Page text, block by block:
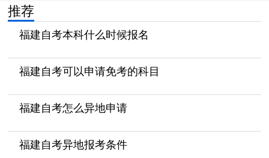
推荐
福建自考本科什么时候报名
福建自考可以申请免考的科目
福建自考怎么异地申请
福建自考异地报考条件